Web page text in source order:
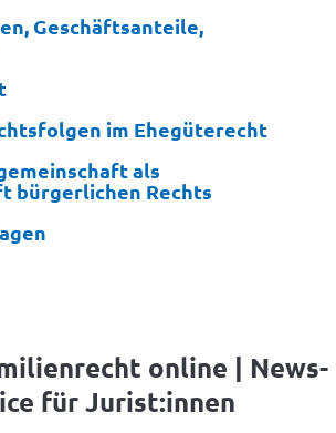
Geschäftsanteile,
im Ehegüterecht
als
bürgerlichen Rechts
online | News-
für Jurist:innen